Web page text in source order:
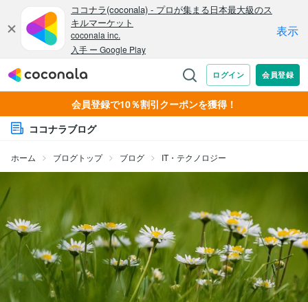
会員登録で10％割引クーポンを獲得！
ココナラブログ
ホーム ブログトップ ブログ IT・テクノロジー